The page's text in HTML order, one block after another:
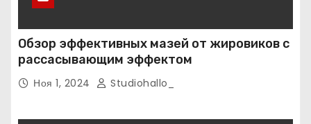
Обзор эффективных мазей от жировиков с
рассасывающим эффектом
Ноя 1, 2024 Studiohallo_